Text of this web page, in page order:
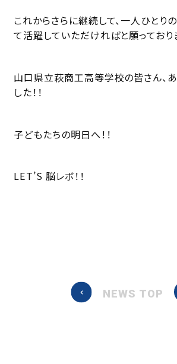
これからさらに継続して、一人ひとり
て活躍していただければと願っており
山口県立萩商工高等学校の皆さん、
した！！
子どもたちの明日へ！！
LET’S 脳レボ！！
NEWS TOP